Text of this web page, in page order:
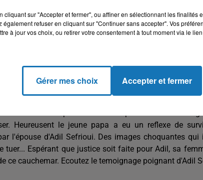
de prendre des photos des enfants qui jouaient sur la
en lui demandant à voir les photos qu'il a
Heureusent le jeune papa a eu un reflexe de
l'épouse d'Adil Sefrioui. Des images choquantes qui
Espérant que justice soit faite pour Adil, sa
ce cauchemar. Ecoutez le temoignage poignant d'Adil
cliquant sur "Accepter et fermer", ou affiner en sélectionnant les finalités
également refuser en cliquant sur "Continuer sans accepter". Vos
à jour vos choix, ou retirer votre consentement à tout moment via le
Gérer mes choix Accepter et fermer